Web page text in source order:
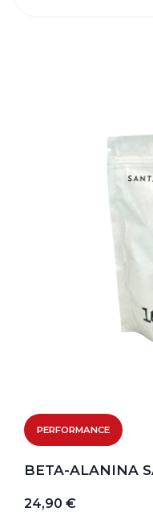
PERFORMANCE
BETA-ALANINA
24,90 €